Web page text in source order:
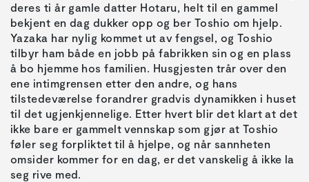
deres ti år gamle datter Hotaru, helt til en gammel
bekjent en dag dukker opp og ber Toshio om hjelp.
Yazaka har nylig kommet ut av fengsel, og Toshio
tilbyr ham både en jobb på fabrikken sin og en plass
å bo hjemme hos familien. Husgjesten trår over den
ene intimgrensen etter den andre, og hans
tilstedeværelse forandrer gradvis dynamikken i huset
til det ugjenkjennelige. Etter hvert blir det klart at det
ikke bare er gammelt vennskap som gjør at Toshio
føler seg forpliktet til å hjelpe, og når sannheten
omsider kommer for en dag, er det vanskelig å ikke la
seg rive med.